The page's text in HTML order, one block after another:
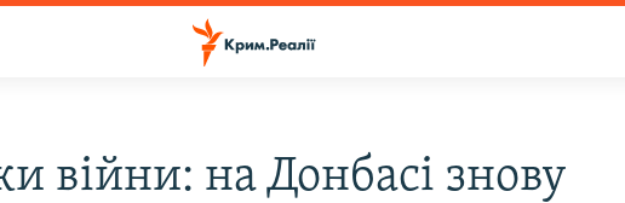
війни: на Донбасі знову